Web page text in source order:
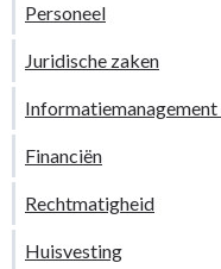
Personeel
Juridische zaken
Financiën
Rechtmatigheid
Huisvesting